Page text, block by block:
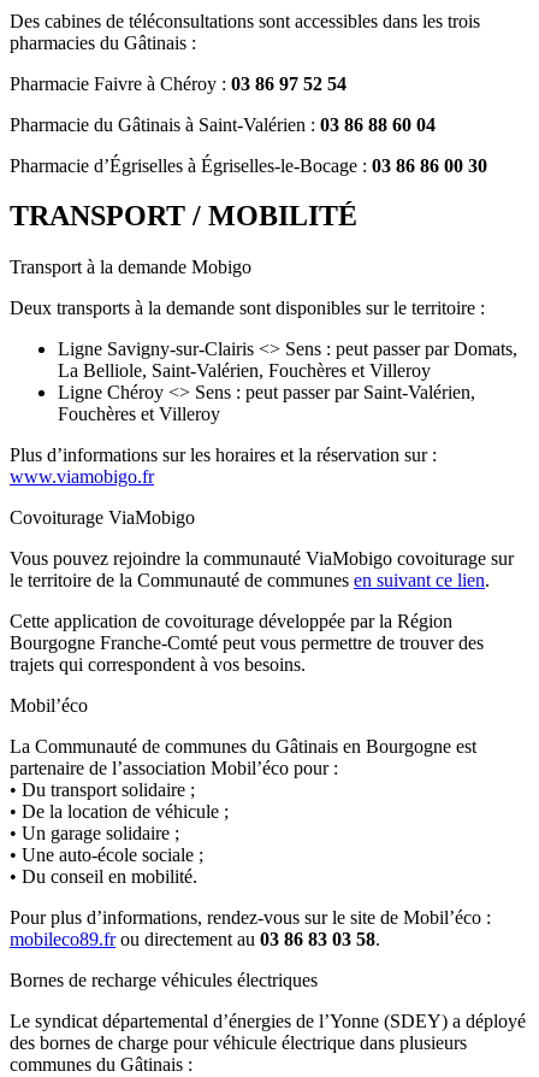
Des cabines de téléconsultations sont accessibles dans les trois
pharmacies du Gâtinais :
Pharmacie Faivre à Chéroy : 03 86 97 52 54
Pharmacie du Gâtinais à Saint-Valérien : 03 86 88 60 04
Pharmacie d’Égriselles à Égriselles-le-Bocage : 03 86 86 00 30
TRANSPORT / MOBILITÉ
Transport à la demande Mobigo
Deux transports à la demande sont disponibles sur le territoire :
Ligne Savigny-sur-Clairis <> Sens : peut passer par Domats,
La Belliole, Saint-Valérien, Fouchères et Villeroy
Ligne Chéroy <> Sens : peut passer par Saint-Valérien,
Fouchères et Villeroy
Plus d’informations sur les horaires et la réservation sur :
www.viamobigo.fr
Covoiturage ViaMobigo
Vous pouvez rejoindre la communauté ViaMobigo covoiturage sur
le territoire de la Communauté de communes en suivant ce lien.
Cette application de covoiturage développée par la Région
Bourgogne Franche-Comté peut vous permettre de trouver des
trajets qui correspondent à vos besoins.
Mobil’éco
La Communauté de communes du Gâtinais en Bourgogne est
partenaire de l’association Mobil’éco pour :
• Du transport solidaire ;
• De la location de véhicule ;
• Un garage solidaire ;
• Une auto-école sociale ;
• Du conseil en mobilité.
Pour plus d’informations, rendez-vous sur le site de Mobil’éco :
mobileco89.frou directement au 03 86 83 03 58.
Bornes de recharge véhicules électriques
Le syndicat départemental d’énergies de l’Yonne (SDEY) a déployé
des bornes de charge pour véhicule électrique dans plusieurs
communes du Gâtinais :